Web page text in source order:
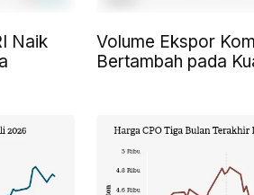
Naik
Volume Ekspor
Bertambah pada